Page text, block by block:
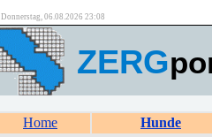
Donnerstag, 06.08.2026 23:08
ZERG
Home Hunde